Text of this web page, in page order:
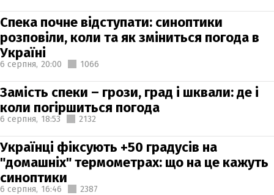
Спека почне відступати: синоптики
розповіли, коли та як зміниться погода в
Україні
6 серпня, 20:00 1066
Замість спеки – грози, град і шквали: де і
коли погіршиться погода
6 серпня, 18:53 2132
Українці фіксують +50 градусів на
"домашніх" термометрах: що на це кажуть
синоптики
6 серпня, 16:46 2387